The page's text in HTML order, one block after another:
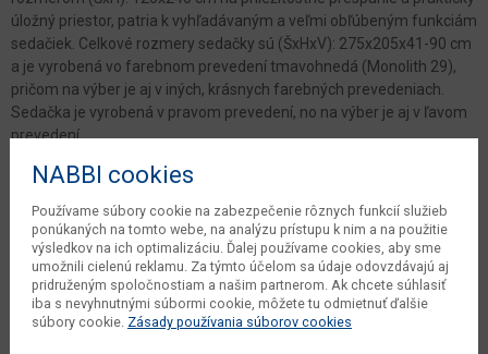
úložný priestor, patria k vyhľadávaným a veľmi obľúbeným funkciám
sedačiek. Celkové rozmery sedačky sú (ŠxHxV): 275x205x41-90 cm
a je vyrobená vo farebnom prevedení tmavohnedá (Monolith 29),
pričom na výber je aj v iných, krásnych farebných prevedeniach.
Sedačka je vyrobená v pravom prevedení, no na výber je aj v ľavom
prevedení.
Šírka 280 cm
Hĺbka 205 cm
Výška 70/90 cm
NABBI cookies
Používame súbory cookie na zabezpečenie rôznych funkcií služieb
ponúkaných na tomto webe, na analýzu prístupu k nim a na použitie
výsledkov na ich optimalizáciu. Ďalej používame cookies, aby sme
umožnili cielenú reklamu. Za týmto účelom sa údaje odovzdávajú aj
pridruženým spoločnostiam a našim partnerom. Ak chcete súhlasiť
iba s nevyhnutnými súbormi cookie, môžete tu odmietnuť ďalšie
súbory cookie. Zásady používania súborov cookies